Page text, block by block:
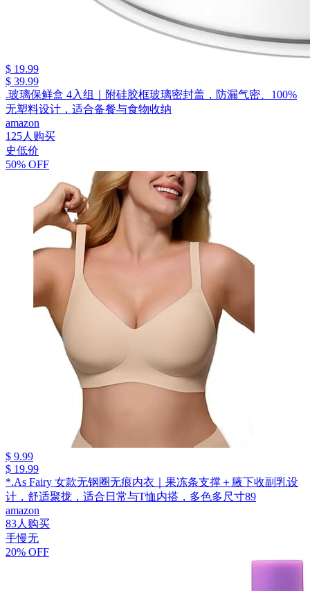
$ 19.99
$ 39.99
.玻璃保鲜盒 4入组｜附硅胶框玻璃密封盖，防漏气密、100%
无塑料设计，适合备餐与食物收纳
amazon
125人购买
史低价
50% OFF
$ 9.99
$ 19.99
*.As Fairy 女款无钢圈无痕内衣｜果冻条支撑＋腋下收副乳设
计，舒适聚拢，适合日常与T恤内搭，多色多尺寸89
amazon
83人购买
手慢无
20% OFF